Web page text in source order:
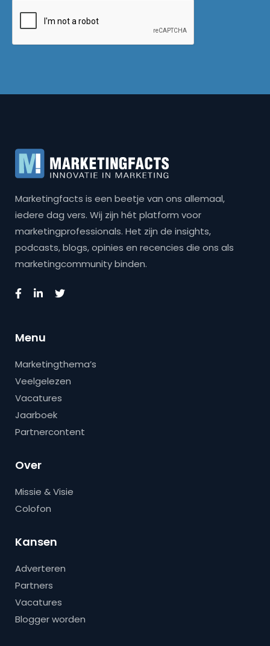
Marketingfacts is een beetje van ons allemaal,
iedere dag vers. Wij zijn hét platform voor
marketingprofessionals. Het zijn de insights,
podcasts, blogs, opinies en recencies die ons als
marketingcommunity binden.
Menu
Marketingthema’s
Veelgelezen
Vacatures
Jaarboek
Partnercontent
Over
Missie & Visie
Colofon
Kansen
Adverteren
Partners
Vacatures
Blogger worden